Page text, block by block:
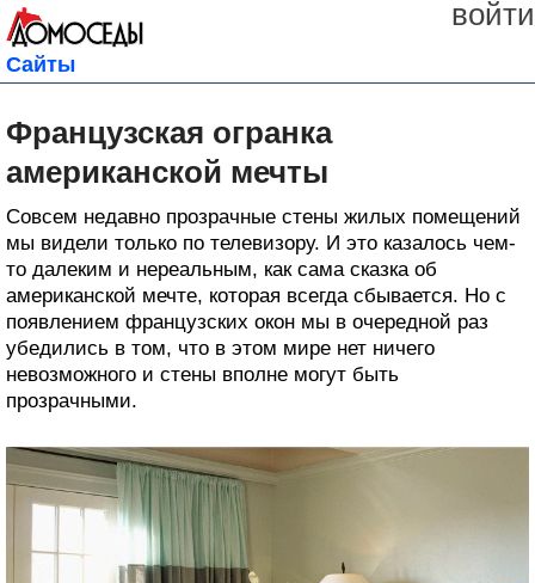
войти
Сайты
Французская огранка
американской мечты
Совсем недавно прозрачные стены жилых помещений
мы видели только по телевизору. И это казалось чем-
то далеким и нереальным, как сама сказка об
американской мечте, которая всегда сбывается. Но с
появлением французских окон мы в очередной раз
убедились в том, что в этом мире нет ничего
невозможного и стены вполне могут быть
прозрачными.